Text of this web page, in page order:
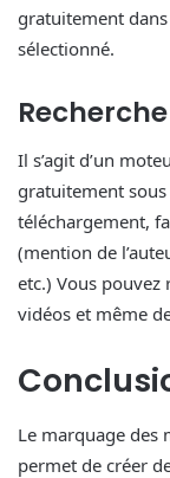
gratuitement dans
sélectionné.
Il s’agit d’un
gratuitement sous
téléchargement,
(mention de
etc.) Vous pouvez
vidéos et même
Le marquage des
permet de créer